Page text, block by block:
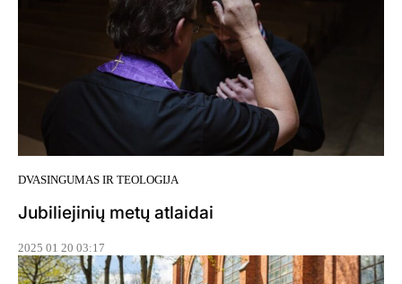
DVASINGUMAS IR TEOLOGIJA
Jubiliejinių metų atlaidai
2025 01 20 03:17